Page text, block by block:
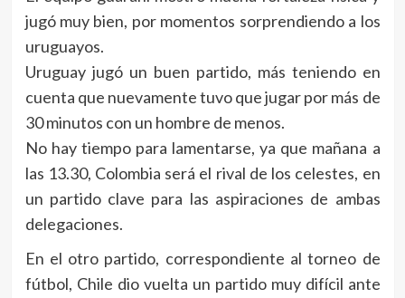
jugó muy bien, por momentos sorprendiendo a los
uruguayos.
Uruguay jugó un buen partido, más teniendo en
cuenta que nuevamente tuvo que jugar por más de
30 minutos con un hombre de menos.
No hay tiempo para lamentarse, ya que mañana a
las 13.30, Colombia será el rival de los celestes, en
un partido clave para las aspiraciones de ambas
delegaciones.
En el otro partido, correspondiente al torneo de
fútbol, Chile dio vuelta un partido muy difícil ante